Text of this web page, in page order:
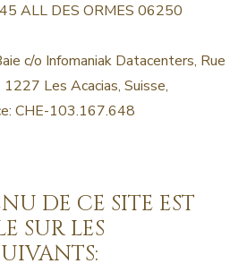
ALL DES ORMES 06250
c/o Infomaniak Datacenters, Rue
Les Acacias, Suisse,
CHE-103.167.648
DE CE SITE EST
SUR LES